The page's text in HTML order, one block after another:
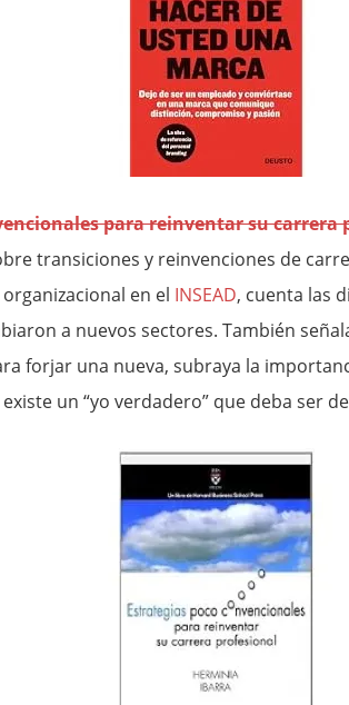
para reinventar su carrera
transiciones y reinvenciones de
en el INSEAD, cuenta las
a nuevos sectores. También
forjar una nueva, subraya la
un “yo verdadero” que deba ser